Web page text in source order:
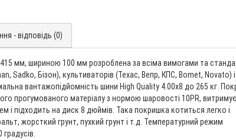
- відповідь (0)
415 мм, шириною 100 мм розроблена за всіма вимогами та
Sadko, Бізон), культиваторів (Техас, Вепр, КПС, Bomet, Novato) і
вантажопідйомність шини High Quality 4.00х8 до 265 кг.
прогумованого матеріалу з нормою шаровості 10PR, витримує
і підходить на диск 8 дюймів. Така покришка котиться легко і
жорсткий грунт, пухкий грунт і т.д. Температурний режим